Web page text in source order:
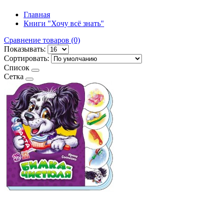
Главная
Книги "Хочу всё знать"
Сравнение товаров (0)
Показывать:
Сортировать:
Список
Сетка